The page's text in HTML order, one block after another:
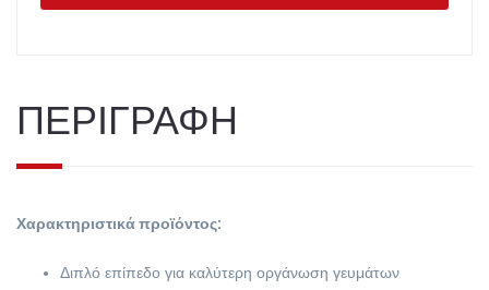
ΠΕΡΙΓΡΑΦΗ
Χαρακτηριστικά προϊόντος:
Διπλό επίπεδο για καλύτερη οργάνωση γευμάτων